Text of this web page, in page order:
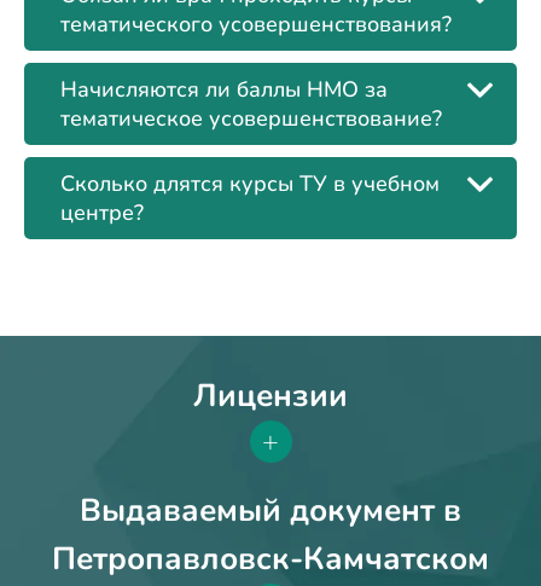
тематического усовершенствования?
Начисляются ли баллы НМО за
тематическое усовершенствование?
Сколько длятся курсы ТУ в учебном
центре?
Лицензии
+
Выдаваемый документ в
Петропавловск-Камчатском